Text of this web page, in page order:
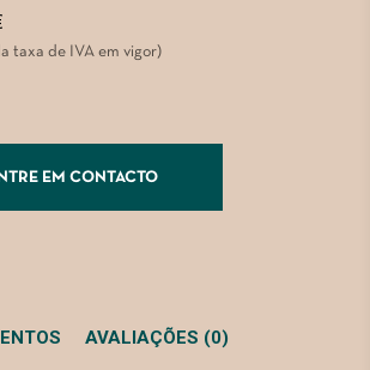
taxa de IVA em vigor)
EM CONTACTO
AVALIAÇÕES (0)